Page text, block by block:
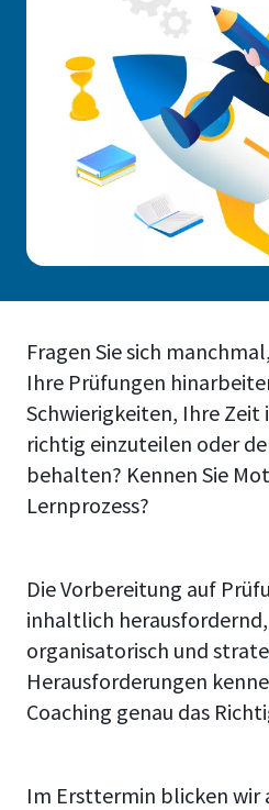
Fragen Sie sich
Ihre Prüfungen
Schwierigkeiten, Ihre
richtig einzuteilen oder
behalten? Kennen Sie
Lernprozess?
Die Vorbereitung auf
inhaltlich
organisatorisch und
Herausforderungen
Coaching genau das
Im Ersttermin blicken wir